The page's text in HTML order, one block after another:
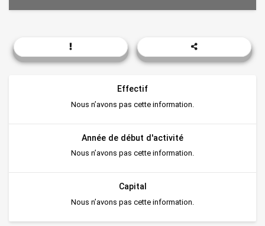
Effectif
Nous n’avons pas cette information.
Année de début d'activité
Nous n’avons pas cette information.
Capital
Nous n’avons pas cette information.